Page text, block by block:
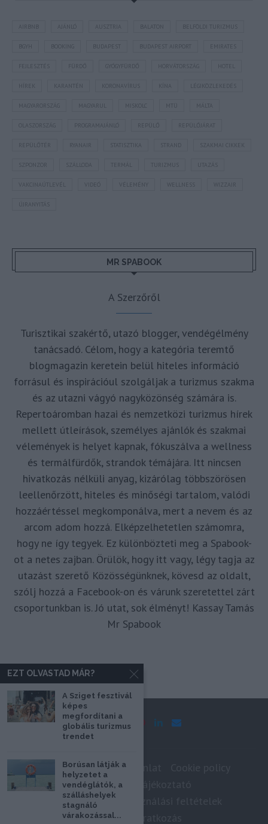
AUSZTRIA BALATON BELFÖLDI TURIZMUS
BUDAPEST BUDAPEST AIRPORT EMIRATES
FEJLESZTÉS HORVÁTORSZÁG HOTEL
KARANTÉN LÉGIKÖZLEKEDÉS
MAGYARORSZÁG MTÜ MÁLTA
OLASZORSZÁG REPÜLŐJÁRAT
REPÜLŐTÉR STATISZTIKA STRAND SZAKMAI CIKKEK
SZPONZOR SZÁLLODA TERMÁL TURIZMUS UTAZÁS
VAKCINAÚTLEVÉL WIZZAIR
ÚJRANYITÁS
MR SPABOOK
A Szerzőről
Turisztikai szakértő, utazó blogger, vendégélmény
tanácsadó. Célom, hogy a kategória teremtő
blogmagazin keretein belül hiteles információ
forrásul és inspirációul szolgáljak a turizmus szakma
és az utazni vágyó nagyközönség számára is.
Repertoáromban hazai és nemzetközi turizmus hírek
mellett útleírások, személyes ajánlók és szakmai
vélemények is helyet kapnak, fókuszálva a wellness
és termálfürdők, strandok témájára. Itt nincsen
hivatkozás nélküli anyag, kizárólag többszörösen
leellenőrzött, hiteles és minőségi tartalom, valódi
hozzáértéssel megkomponálva, mert a nevem és az
arcom adom hozzá. Elképzelhetetlen számomra,
hogy ne így tegyek. Ez különbözteti meg a Spabook-
ot a netes zajban. Örülök, hogy itt vagy, légy tagja az
utazást szerető Közösségünknek, kövesd az oldalt,
szólj hozzá a Facebook-on és várunk szeretettel zárt
csoportunkban is. Jó utat, sok élményt! Kassay Tamás
Mr Spabook
Impresszum Médiaajánlat
Adatkezelési tájékoztató
Szerzői jogok, felhasználási feltételek
Hírlevél feliratkozás
EZT OLVASTAD MÁR?
A Sziget fesztivál
képes
megfordítani a
globális turizmus
trendet
Borúsan látják a
helyzetet a
vendéglátók, a
szálláshelyek
stagnáló
várakozással...